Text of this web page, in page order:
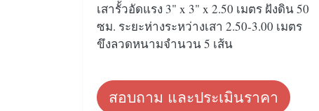
เสารั้วอัดแรง 3" x 3" x 2.50 เมตร ฝังดิน 50
ซม. ระยะห่างระหว่างเสา 2.50-3.00 เมตร
ขึงลวดหนามจำนวน 5 เส้น
สอบถาม และประเมินราคา